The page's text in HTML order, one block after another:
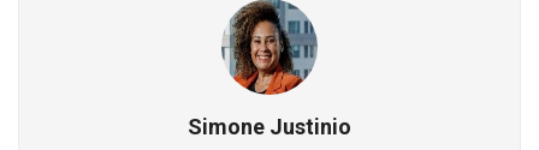
Simone Justinio